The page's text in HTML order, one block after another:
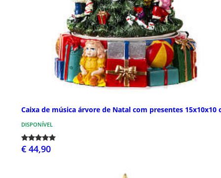
Caixa de música árvore de Natal com presentes 15x10x10
DISPONÍVEL
€ 44,90